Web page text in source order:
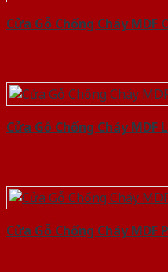
Cửa Gỗ Chống Cháy MDF
Cửa Gỗ Chống Cháy MDF
Cửa Gỗ Chống Cháy MDF